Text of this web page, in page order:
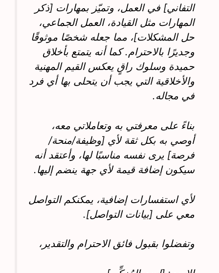
التفاني] في العمل، وتميّز بمهارات [ذكر
المهارات مثل القيادة، العمل الجماعي،
حل المشكلات]، مما جعله شخصًا موثوقًا
وجديرًا بالاحترام. كما أنه يتمتع بأخلاق
حميدة وسلوك راقٍ يعكس القيم المهنية
والأخلاقية التي يجب أن يتحلى بها أي فرد
في مجاله.
بناءً على معرفتي به وتعاملاتي معه،
أوصي به بكل ثقة لأي [وظيفة/منحة/
فرصة] يرى نفسه مناسبًا لها، وأعتقد أنه
سيكون إضافة قيمة لأي جهة ينضم إليها.
لأي استفسارات إضافية، يمكنكم التواصل
معي على [بيانات التواصل].
وتفضلوا بقبول فائق الاحترام والتقدير،